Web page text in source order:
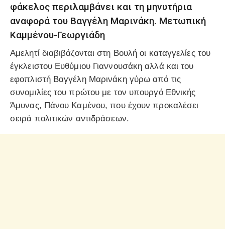
φάκελος περιλαμβάνει και τη μηνυτήρια
αναφορά του Βαγγέλη Μαρινάκη. Μετωπική
Καμμένου-Γεωργιάδη
Aμελητί διαβιβάζονται στη Βουλή οι καταγγελίες του
έγκλειστου Ευθύμιου Γιαννουσάκη αλλά και του
εφοπλιστή Βαγγέλη Μαρινάκη γύρω από τις
συνομιλίες του πρώτου με τον υπουργό Εθνικής
Άμυνας, Πάνου Καμένου, που έχουν προκαλέσει
σειρά πολιτικών αντιδράσεων.